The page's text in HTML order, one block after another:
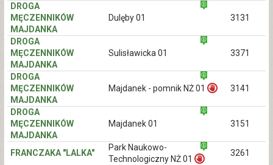
DROGA
MĘCZENNIKÓW
MAJDANKA
Dulęby 01 3131
DROGA
MĘCZENNIKÓW
MAJDANKA
Sulisławicka 01 3371
DROGA
MĘCZENNIKÓW
MAJDANKA
Majdanek - pomnik NŻ 01 3141
DROGA
MĘCZENNIKÓW
MAJDANKA
Majdanek 01 3151
FRANCZAKA "LALKA"
Park Naukowo-
Technologiczny NŻ 01
3261